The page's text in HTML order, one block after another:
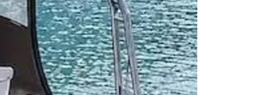
Зохіу під час брифінгу.
загрожував
збитків навколишньому
війни, ставить під загрозу